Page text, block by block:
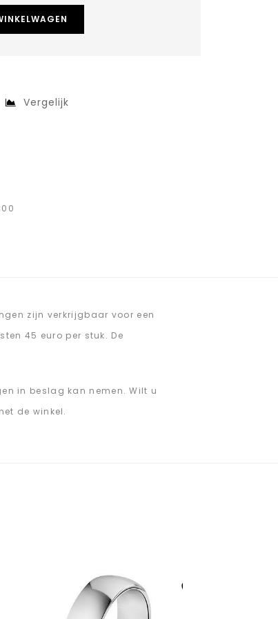
Vergelijk
zijn verkrijgbaar voor een
45 euro per stuk. De
in beslag kan nemen. Wilt u
de winkel.